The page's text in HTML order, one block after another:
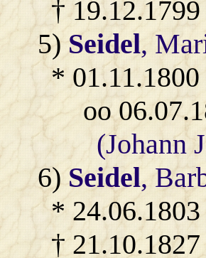
†
5)Seidel,
*
oo
(Johann
6)Seidel,
*
†